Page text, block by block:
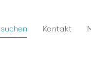
Kontakt